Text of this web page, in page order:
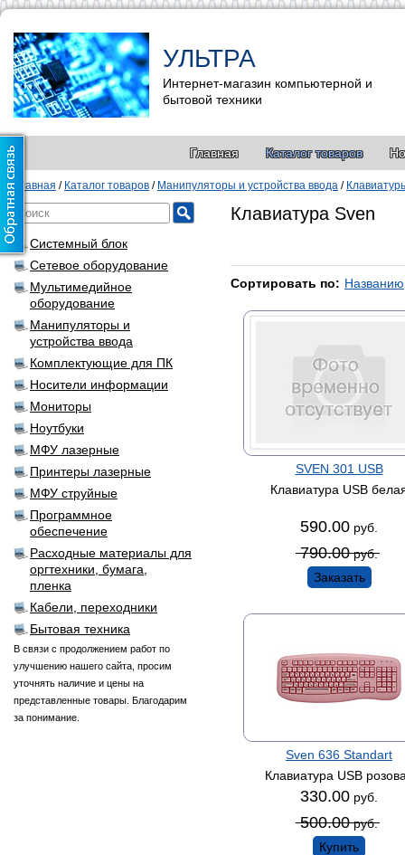
УЛЬТРА
Интернет-магазин компьютерной и
бытовой техники
Главная Каталог товаров
Главная / Каталог товаров / Манипуляторы и устройства ввода /
Системный блок
Сетевое оборудование
Мультимедийное
оборудование
Манипуляторы и
устройства ввода
Комплектующие для ПК
Носители информации
Мониторы
Ноутбуки
МФУ лазерные
Принтеры лазерные
МФУ струйные
Программное
обеспечение
Расходные материалы для
оргтехники, бумага,
пленка
Кабели, переходники
Бытовая техника
В связи с продолжением работ по
улучшению нашего сайта, просим
уточнять наличие и цены на
представленные товары. Благодарим
за понимание.
Клавиатура Sven
Сортировать по: Названию
SVEN 301 USB
Клавиатура USB
590.00 руб.
790.00 руб.
Заказать
Sven 636 Standart
Клавиатура USB
330.00 руб.
500.00 руб.
Купить